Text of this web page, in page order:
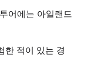
어에는 아일랜드
한 적이 있는 경